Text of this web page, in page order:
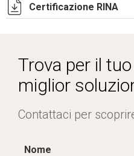
Lettera di esenzione
Certificazione RINA
Trova per il
miglior
Contattaci per
Nome